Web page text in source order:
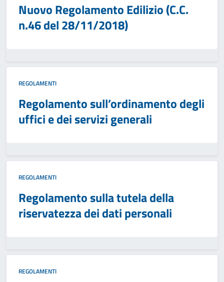
Nuovo Regolamento Edilizio (C.C.
n.46 del 28/11/2018)
REGOLAMENTI
Regolamento sull’ordinamento degli
uffici e dei servizi generali
REGOLAMENTI
Regolamento sulla tutela della
riservatezza dei dati personali
REGOLAMENTI